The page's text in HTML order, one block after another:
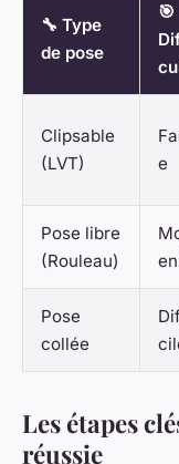
🔧 Type
de pose
🎯
Clipsable
(LVT)
e
Pose libre
(Rouleau)
Pose
collée
Les étapes
réussie